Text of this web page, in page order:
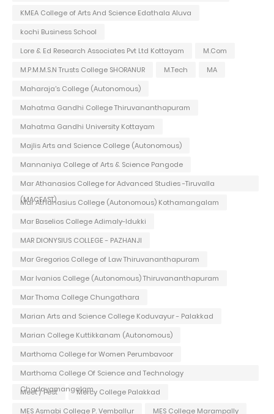
KMEA College of Arts And Science Edathala Aluva
kochi Business School
Lore & Ed Research Associates Pvt Ltd Kottayam
M.Com
M.P.M.M.S.N Trusts College SHORANUR
M.Tech
MA
Maharaja's College (Autonomous)
Mahatma Gandhi College Thiruvananthapuram
Mahatma Gandhi University Kottayam
Majlis Arts and Science College (Autonomous)
Mannaniya College of Arts & Science Pangode
Mar Athanasios College for Advanced Studies -Tiruvalla
(MACFAST)
Mar Athanasius College (Autonomous) Kothamangalam
Mar Baselios College Adimaly-Idukki
MAR DIONYSIUS COLLEGE - PAZHANJI
Mar Gregorios College of Law Thiruvananthapuram
Mar Ivanios College (Autonomous) Thiruvananthapuram
Mar Thoma College Chungathara
Marian Arts and Science College Koduvayur - Palakkad
Marian College Kuttikkanam (Autonomous)
Marthoma College for Women Perumbavoor
Marthoma College Of Science and Technology
Chadayamangalam
Meet / Fest
Mercy College Palakkad
MES Asmabi College P. Vemballur
MES College Marampally